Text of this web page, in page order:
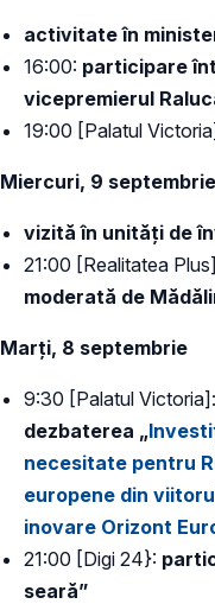
activitate în
16:00: participare
vicepremierul
19:00 [Palatul
Miercuri, 9 septembrie
vizită în unități de
21:00 [Realitatea
moderată de
Marți, 8 septembrie
9:30 [Palatul Victoria]:
dezbaterea „
necesitate pentru
europene din
inovare Orizont
21:00 [Digi 24}:
seară”